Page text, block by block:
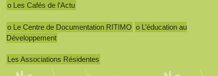
o Les Cafés de l’Actu
o Le Centre de Documentation RITIMO o L’éducation au
Développement
Les Associations Résidentes